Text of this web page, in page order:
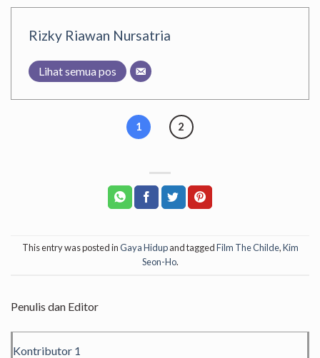
Rizky Riawan Nursatria
Lihat semua pos
1 2
This entry was posted inGaya Hidupand taggedFilm The Childe,Kim
Seon-Ho.
Penulis dan Editor
Kontributor 1